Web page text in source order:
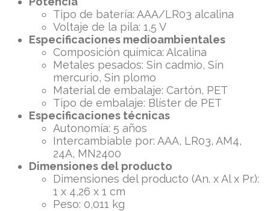
Tipo de batería: AAA/LR03 alcalina
Voltaje de la pila: 1,5 V
Especificaciones medioambientales
Composición química: Alcalina
Metales pesados: Sin cadmio, Sin
mercurio, Sin plomo
Material de embalaje: Cartón, PET
Tipo de embalaje: Blíster de PET
Especificaciones técnicas
Autonomía: 5 años
Intercambiable por: AAA, LR03, AM4,
24A, MN2400
Dimensiones del producto
Dimensiones del producto (An. x Al x Pr.):
1 x 4,26 x 1 cm
Peso: 0,011 kg